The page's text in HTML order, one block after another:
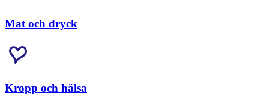
Mat och dryck
Kropp och hälsa